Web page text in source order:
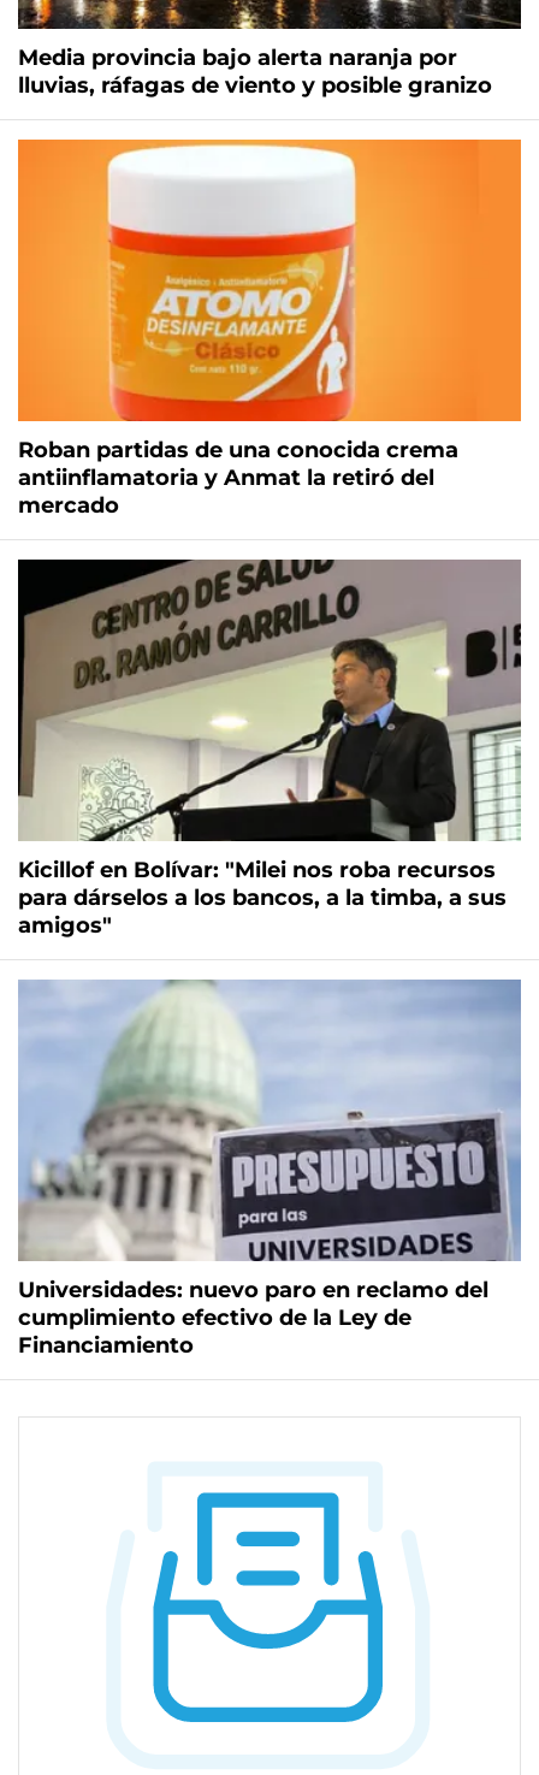
Media provincia bajo alerta naranja por
lluvias, ráfagas de viento y posible granizo
Roban partidas de una conocida crema
antiinflamatoria y Anmat la retiró del
mercado
Kicillof en Bolívar: "Milei nos roba recursos
para dárselos a los bancos, a la timba, a sus
amigos"
Universidades: nuevo paro en reclamo del
cumplimiento efectivo de la Ley de
Financiamiento